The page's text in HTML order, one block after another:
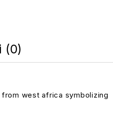
(0)
west africa symbolizing